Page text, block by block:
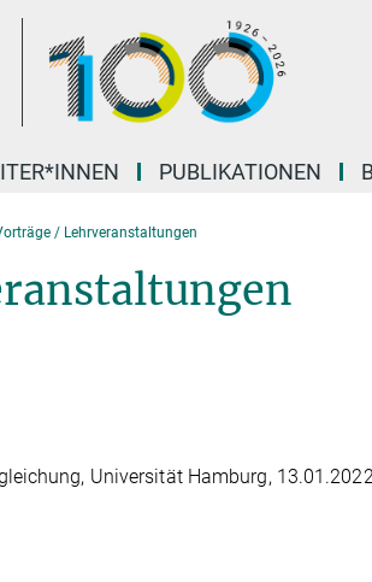
PUBLIKATIONEN
/ Lehrveranstaltungen
Universität Hamburg,